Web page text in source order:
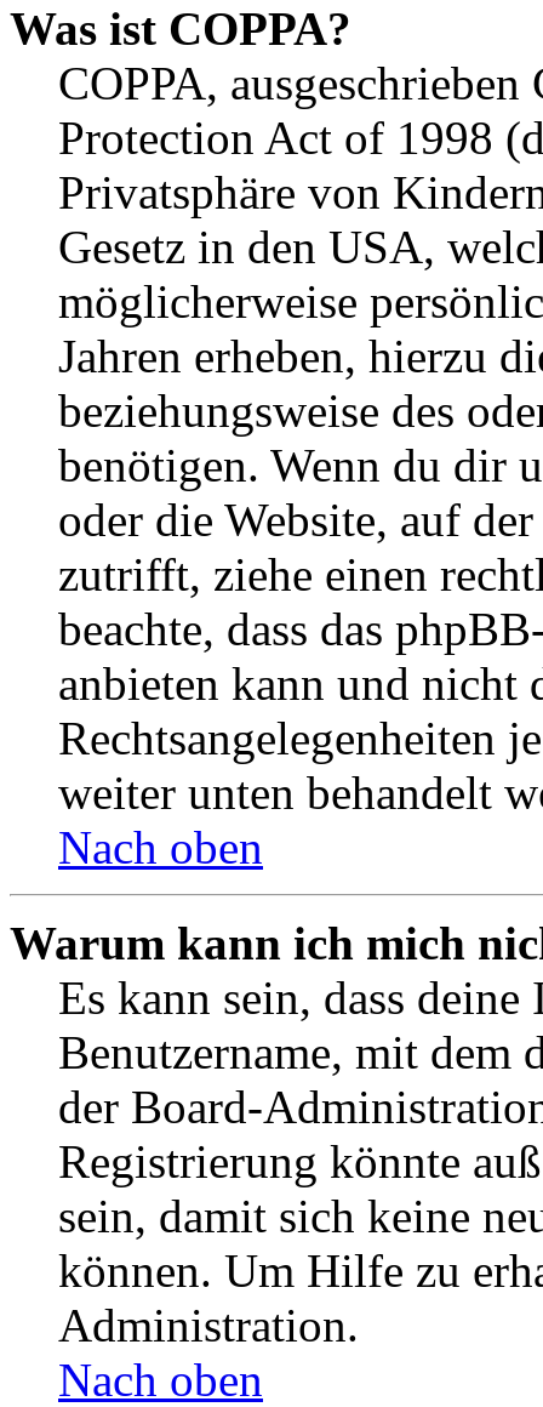
Was ist COPPA?
COPPA,
Protection Act of 1998
Privatsphäre von
Gesetz in den USA,
möglicherweise
Jahren erheben, hierzu
beziehungsweise des
benötigen. Wenn du dir
oder die Website, auf
zutrifft, ziehe einen
beachte, dass das
anbieten kann und nicht
Rechtsangelegenheiten
weiter unten behandelt
Nach oben
Warum kann ich mich
Es kann sein, dass
Benutzername, mit dem
der Board-
Registrierung könnte
sein, damit sich keine
können. Um Hilfe zu
Administration.
Nach oben